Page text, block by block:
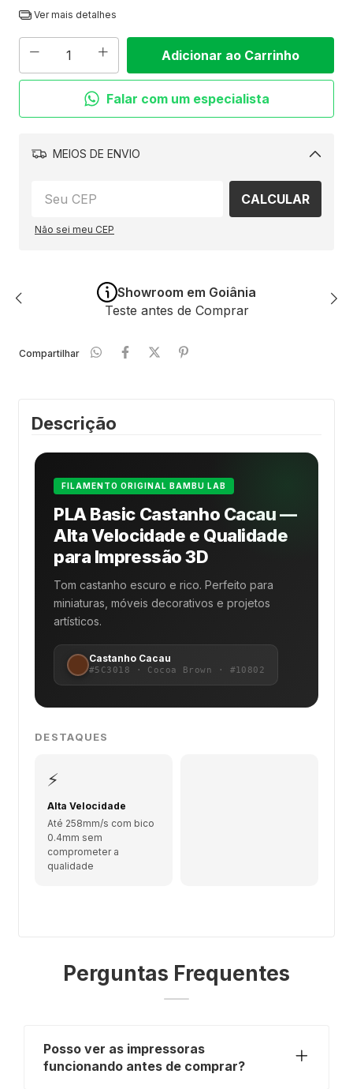
Ver mais detalhes
Falar com um especialista
MEIOS DE ENVIO
Alterar
CEP
CALCULAR
Não sei meu CEP
Showroom em Goiânia
Teste antes de Comprar
Compartilhar
Descrição
FILAMENTO ORIGINAL BAMBU LAB
PLA Basic Castanho Cacau —
Alta Velocidade e Qualidade
para Impressão 3D
Tom castanho escuro e rico. Perfeito para
miniaturas, móveis decorativos e projetos
artísticos.
Castanho Cacau
#5C3018 · Cocoa Brown · #10802
DESTAQUES
⚡
Alta Velocidade
Até 258mm/s com bico
0.4mm sem
comprometer a
qualidade
Perguntas Frequentes
Posso ver as impressoras
funcionando antes de comprar?